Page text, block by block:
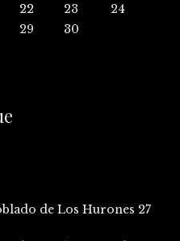
22 23
24
29 30
de Los Hurones 27